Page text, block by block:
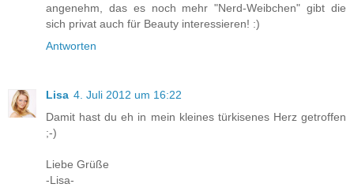
angenehm, das es noch mehr "Nerd-Weibchen" gibt die
sich privat auch für Beauty interessieren! :)
Antworten
Lisa 4. Juli 2012 um 16:22
Damit hast du eh in mein kleines türkisenes Herz getroffen
;-)
Liebe Grüße
-Lisa-